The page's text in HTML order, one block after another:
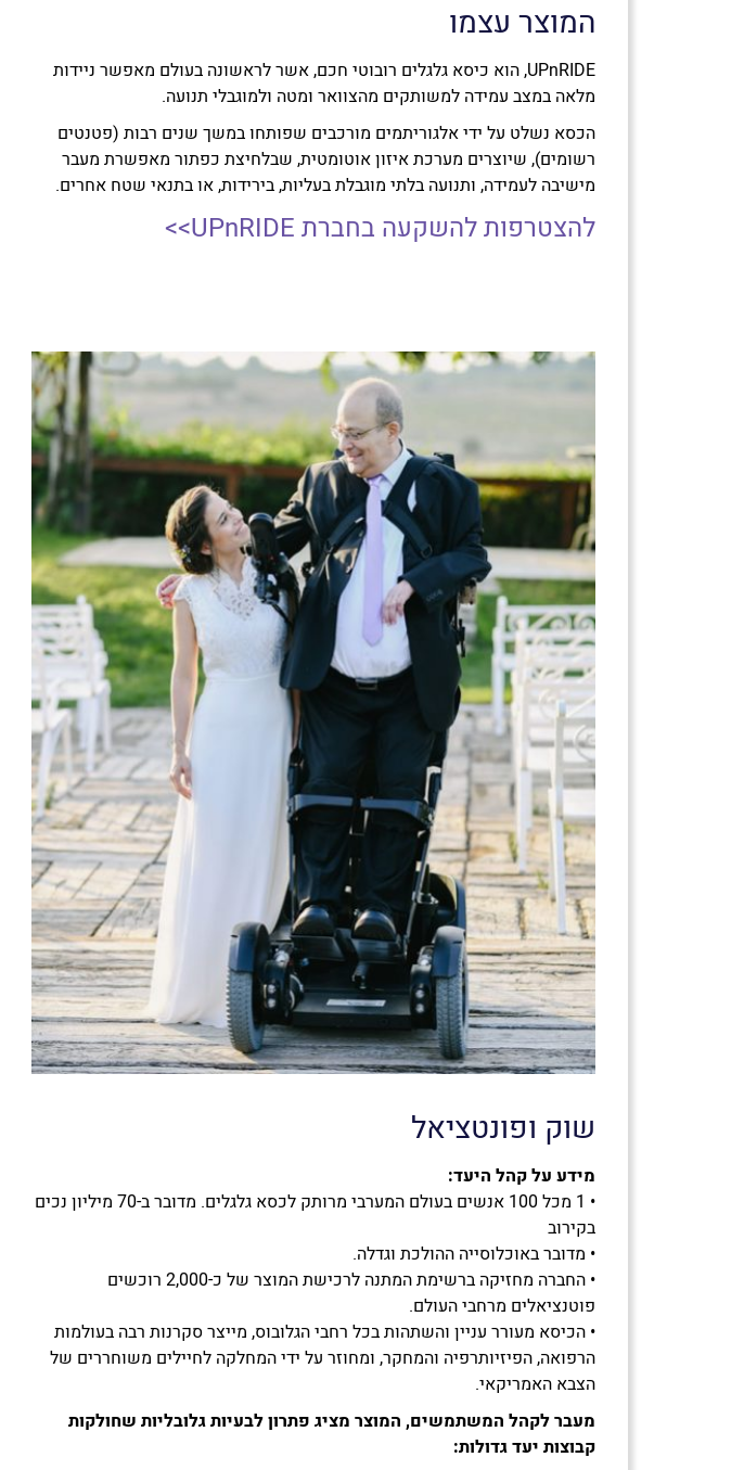
המוצר עצמו
UPnRIDE, הוא כיסא גלגלים רובוטי חכם, אשר לראשונה בעולם מאפשר ניידות
מלאה במצב עמידה למשותקים מהצוואר ומטה ולמוגבלי תנועה.
הכסא נשלט על ידי אלגוריתמים מורכבים שפותחו במשך שנים רבות (פטנטים
רשומים), שיוצרים מערכת איזון אוטומטית, שבלחיצת כפתור מאפשרת מעבר
מישיבה לעמידה, ותנועה בלתי מוגבלת בעליות, בירידות, או בתנאי שטח אחרים.
להצטרפות להשקעה בחברת UPnRIDE>>
שוק ופונטציאל
מידע על קהל היעד:
• 1 מכל 100 אנשים בעולם המערבי מרותק לכסא גלגלים. מדובר ב-70 מיליון נכים
בקירוב
• מדובר באוכלוסייה ההולכת וגדלה.
• החברה מחזיקה ברשימת המתנה לרכישת המוצר של כ-2,000 רוכשים
פוטנציאלים מרחבי העולם.
• הכיסא מעורר עניין והשתהות בכל רחבי הגלובוס, מייצר סקרנות רבה בעולמות
הרפואה, הפיזיותרפיה והמחקר, ומחוזר על ידי המחלקה לחיילים משוחררים של
הצבא האמריקאי.
מעבר לקהל המשתמשים, המוצר מציג פתרון לבעיות גלובליות שחולקות
קבוצות יעד גדולות: